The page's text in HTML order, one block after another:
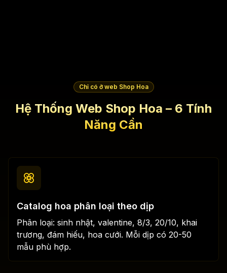
Chỉ có ở web Shop Hoa
Hệ Thống Web Shop Hoa – 6 Tính
Năng Cần
Catalog hoa phân loại theo dịp
Phân loại: sinh nhật, valentine, 8/3, 20/10, khai
trương, đám hiếu, hoa cưới. Mỗi dịp có 20-50
mẫu phù hợp.